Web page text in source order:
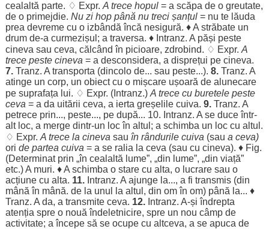
cealaltă parte. ♢ Expr. A trece hopul= a scăpa de o greutate,
de o primejdie. Nu zi hoppână nu treci șanțul= nu te lăuda
prea devremecu o izbândă încă nesigură. ♦ A străbateun
drumde-a curmezișul ; a traversa. ♦ Intranz. A păși peste
cineva sau ceva, călcând în picioare, zdrobind. ♢ Expr. A
trece pestecineva = a desconsidera, a disprețui pe cineva.
7.Tranz. A transporta (dincolode... sau peste...). 8.Tranz. A
atingeun corp, un obiectcu o mișcare ușoară de alunecare
pe suprafața lui. ♢ Expr. (Intranz.) A trececu buretele peste
ceva = a da uitării ceva, a ierta greșelilecuiva. 9.Tranz. A
petreceprin..., peste..., pe după... 10. Intranz. A se duceîntr-
alt loc, a mergedintr-un locîn altul ; a schimba un loccu altul .
♢ Expr. A trecela cineva sau în rândurilecuiva (sau a ceva)
ori de partea cuiva = a se ralia la ceva (sau cu cineva). ♦ Fig.
(Determinatprin „în cealaltă lume”, „din lume”, „din viață”
etc.) A muri. ♦ A schimba o starecu alta, o lucraresau o
acțiunecu alta. 11.Intranz. A ajungela..., a fi transmis(din
mână în mână. de la unul la altul , din omîn om) până la... ♦
Tranz. A da, a transmiteceva. 12.Intranz. A-șiîndrepta
atenția spreo nouăîndeletnicire, spreun nou câmpde
activitate; aîncepesă se ocupecu altceva, a se apuca de